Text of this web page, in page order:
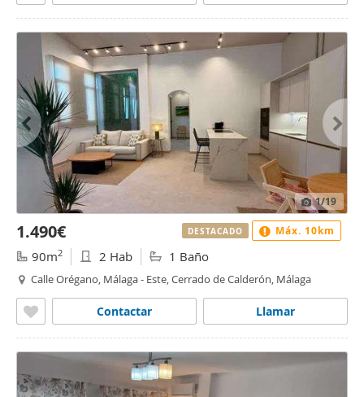
1/19
1.490€
90m2 2 Hab 1 Baño
Calle Orégano, Málaga - Este, Cerrado de Calderón, Málaga
Llamar
Contactar
DESTACADO Máx. 10km